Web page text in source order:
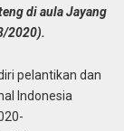
di aula Jayang
2020).
pelantikan dan
Indonesia